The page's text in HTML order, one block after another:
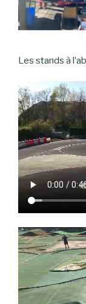
Les stands à